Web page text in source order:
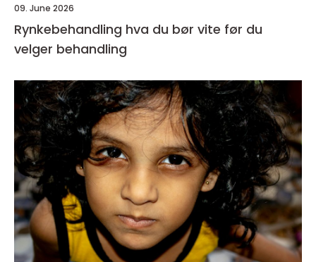
09. June 2026
Rynkebehandling hva du bør vite før du
velger behandling